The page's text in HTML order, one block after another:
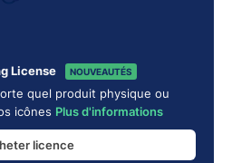
License NOUVEAUTÉS
quel produit physique ou
icônes Plus d'informations
licence